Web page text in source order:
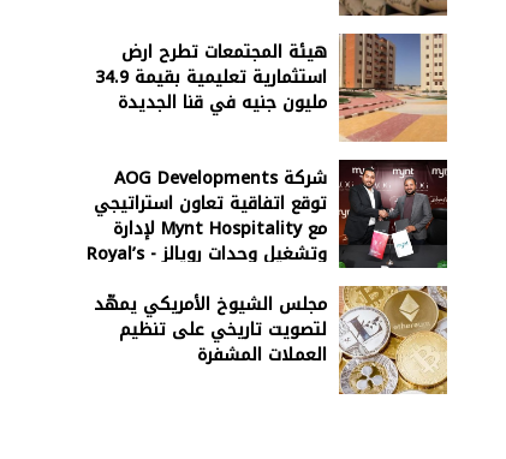
هيئة المجتمعات تطرح ارض
استثمارية تعليمية بقيمة 34.9
مليون جنيه في قنا الجديدة
شركة AOG Developments
توقع اتفاقية تعاون استراتيجي
مع Mynt Hospitality لإدارة
وتشغيل وحدات رويالز - Royal’s
مجلس الشيوخ الأمريكي يمهّد
لتصويت تاريخي على تنظيم
العملات المشفرة